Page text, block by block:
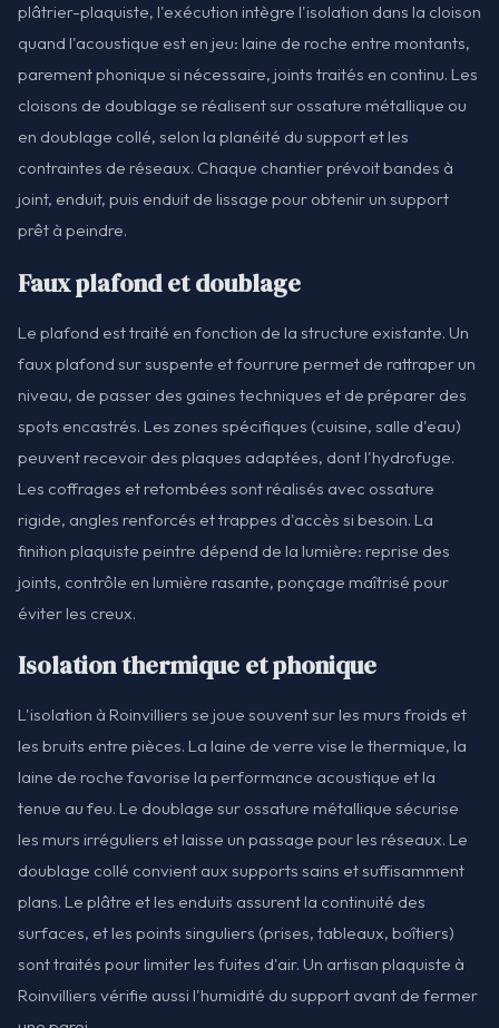
plâtrier-plaquiste, l'exécution intègre l'isolation dans la cloison
quand l'acoustique est en jeu: laine de roche entre montants,
parement phonique si nécessaire, joints traités en continu. Les
cloisons de doublage se réalisent sur ossature métallique ou
en doublage collé, selon la planéité du support et les
contraintes de réseaux. Chaque chantier prévoit bandes à
joint, enduit, puis enduit de lissage pour obtenir un support
prêt à peindre.
Faux plafond et doublage
Le plafond est traité en fonction de la structure existante. Un
faux plafond sur suspente et fourrure permet de rattraper un
niveau, de passer des gaines techniques et de préparer des
spots encastrés. Les zones spécifiques (cuisine, salle d'eau)
peuvent recevoir des plaques adaptées, dont l'hydrofuge.
Les coffrages et retombées sont réalisés avec ossature
rigide, angles renforcés et trappes d'accès si besoin. La
finition plaquiste peintre dépend de la lumière: reprise des
joints, contrôle en lumière rasante, ponçage maîtrisé pour
éviter les creux.
Isolation thermique et phonique
L'isolation à Roinvilliers se joue souvent sur les murs froids et
les bruits entre pièces. La laine de verre vise le thermique, la
laine de roche favorise la performance acoustique et la
tenue au feu. Le doublage sur ossature métallique sécurise
les murs irréguliers et laisse un passage pour les réseaux. Le
doublage collé convient aux supports sains et suffisamment
plans. Le plâtre et les enduits assurent la continuité des
surfaces, et les points singuliers (prises, tableaux, boîtiers)
sont traités pour limiter les fuites d'air. Un artisan plaquiste à
Roinvilliers vérifie aussi l'humidité du support avant de fermer